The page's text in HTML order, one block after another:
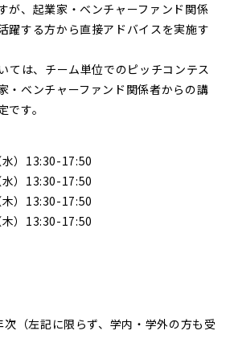
が、起業家・ベンチャーファンド関係
躍する方から直接アドバイスを実施す
ては、チーム単位でのピッチコンテス
・ベンチャーファンド関係者からの講
す。
）13:30-17:50
）13:30-17:50
）13:30-17:50
）13:30-17:50
（左記に限らず、学内・学外の方も受